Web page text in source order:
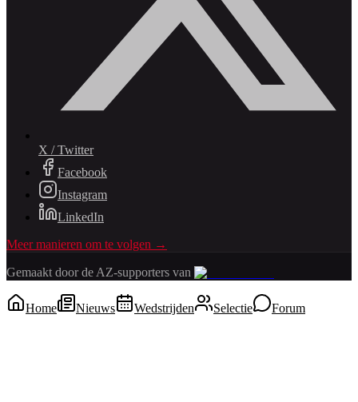
X / Twitter
Facebook
Instagram
LinkedIn
Meer manieren om te volgen →
Gemaakt door de AZ-supporters van
Home Nieuws Wedstrijden Selectie Forum